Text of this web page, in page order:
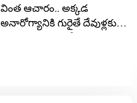
వింత ఆచారం.. అక్క‌డ
అనారోగ్యానికి గురైతే దేవుళ్ల‌కు